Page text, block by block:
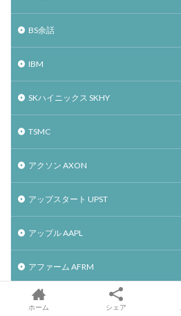
BS余話
IBM
SKハイニックス SKHY
TSMC
アクソン AXON
アップスタート UPST
アップル AAPL
アファーム AFRM
アマゾン AMZN
ホーム シェア